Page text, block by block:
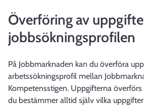
Överföring av
jobbsökningsprofilen
På Jobbmarknaden kan du överföra
arbetssökningsprofil mellan
Kompetensstigen. Uppgifterna
du bestämmer alltid själv vilka